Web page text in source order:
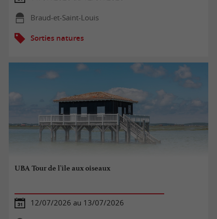
Braud-et-Saint-Louis
Sorties natures
UBA Tour de l'île aux oiseaux
12/07/2026 au 13/07/2026